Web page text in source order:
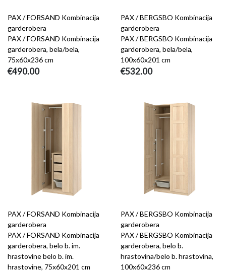
PAX / FORSAND Kombinacija
garderobera
PAX / FORSAND Kombinacija
garderobera, bela/bela,
75x60x236 cm
€490.00
PAX / BERGSBO Kombinacija
garderobera
PAX / BERGSBO Kombinacija
garderobera, bela/bela,
100x60x201 cm
€532.00
PAX / FORSAND Kombinacija
garderobera
PAX / FORSAND Kombinacija
garderobera, belo b. im.
hrastovine belo b. im.
hrastovine, 75x60x201 cm
PAX / BERGSBO Kombinacija
garderobera
PAX / BERGSBO Kombinacija
garderobera, belo b.
hrastovina/belo b. hrastovina,
100x60x236 cm